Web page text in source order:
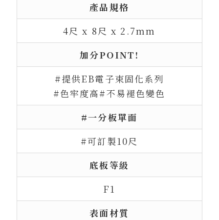
產品規格
4尺 x 8尺 x 2.7mm
加分POINT!
#提供EB電子束固化系列
#色牢度高#不易褪色變色
#一分板單面
#可訂製10尺
底板等級
F1
表面材質